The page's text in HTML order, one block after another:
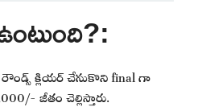
రౌండ్స్ క్లియర్ చేసుకొని final గా
జీతం చెల్లిస్తారు.